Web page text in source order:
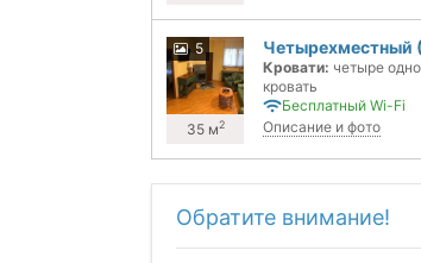
5
35 м2
Четырехместный
Кровати: четыре
кровать
Бесплатный Wi-Fi
Описание и фото
Обратите внимание!